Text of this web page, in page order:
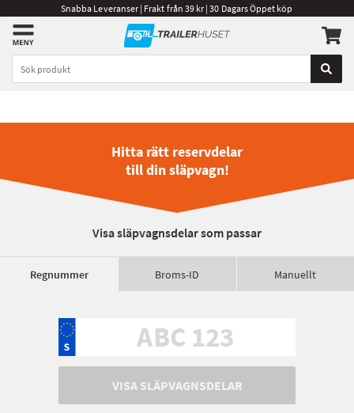
Snabba Leveranser | Frakt från 39 kr | 30 Dagars Öppet köp
Hitta rätt reservdelar
till din släpvagn!
Visa släpvagnsdelar som passar
Regnummer Broms-ID Manuellt
VISA SLÄPVAGNSDELAR